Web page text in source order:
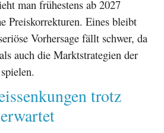
man frühestens ab 2027
Preiskorrekturen. Eines bleibt
Vorhersage fällt schwer, da
auch die Marktstrategien der
trotz